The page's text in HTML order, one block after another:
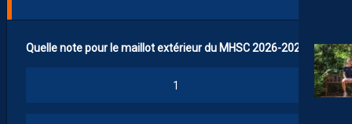
Quelle note pour le maillot extérieur du MHSC 2026-2027 ?
1